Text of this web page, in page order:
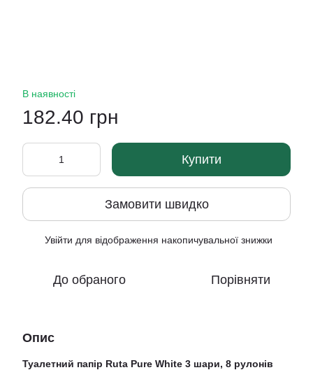
В наявності
182.40 грн
Купити
Замовити швидко
Увійти для відображення накопичувальної знижки
До обраного Порівняти
Опис
Туалетний папір Ruta Pure White 3 шари, 8 рулонів